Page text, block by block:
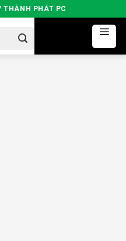
THÀNH PHÁT PC